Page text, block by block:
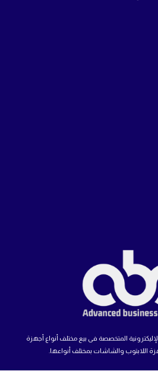
المتخصصة فى بيع مختلف أنواع أجهزة
اللابتوب والشاشات بمختلف أنواعها.